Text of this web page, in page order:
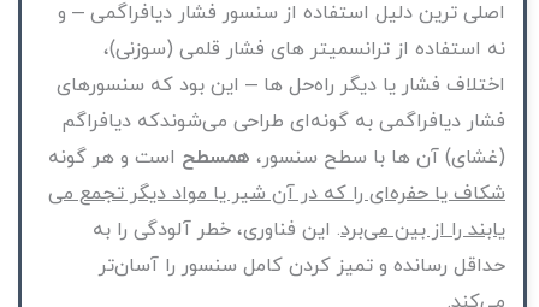
اصلی ترین دلیل استفاده از سنسور فشار دیافراگمی – و
نه استفاده از ترانسمیتر های فشار قلمی (سوزنی)،
اختلاف فشار یا دیگر راه‌حل ها – این بود که سنسورهای
فشار دیافراگمی به گونه‌ای طراحی می‌شوندکه دیافراگم
(غشای) آن ها با سطح سنسور، همسطح است و هر گونه
شکاف یا حفره‌ای را که در آن شیر یا مواد دیگر تجمع می
یابند را از بین می‌برد. این فناوری، خطر آلودگی را به
حداقل رسانده و تمیز کردن کامل سنسور را آسان‌تر
می‌کند.